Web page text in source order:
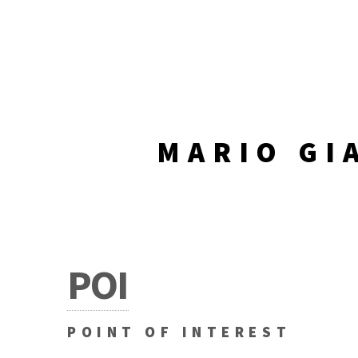
MARIO
POI
POINT OF INTEREST